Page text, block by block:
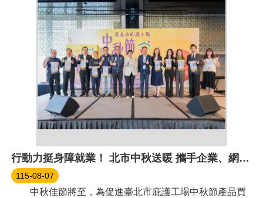
行動力挺身障就業！ 北市中秋送暖 攜手企業、網紅推廣庇護工場好禮
115-08-07
中秋佳節將至，為促進臺北市庇護工場中秋節產品買